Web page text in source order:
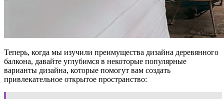
Теперь, когда мы изучили преимущества дизайна деревянного
балкона, давайте углубимся в некоторые популярные
варианты дизайна, которые помогут вам создать
привлекательное открытое пространство: